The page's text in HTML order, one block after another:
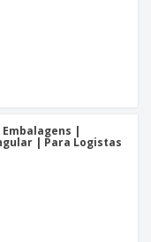
Embalagens |
| Para Logistas